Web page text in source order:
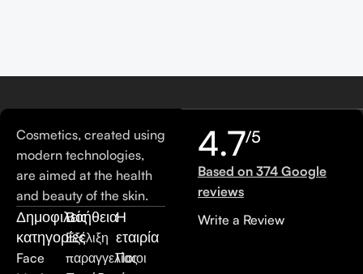
Cosmetics, created using
modern technologies,
are aimed at the health
and beauty of the skin.
Δημοφιλείς
κατηγορίες
Face
Βοήθεια
Εξέλιξη
παραγγελίας
Η
εταιρία
Ποιοι
4.7/5
Based on 374 Google
reviews
Write a Review